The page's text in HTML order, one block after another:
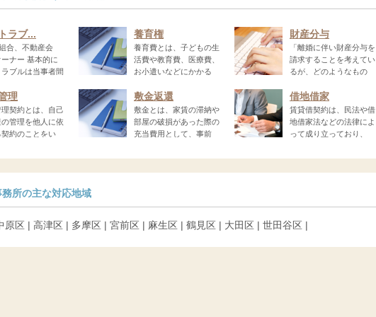
ラブ...
合、不動産会
ナー 基本的に
ブルは当事者間
養育権
養育費とは、子どもの生
活費や教育費、医療費、
お小遣いなどにかかる
財産分与
「離婚に伴い財産分与を
請求することを考えてい
るが、どのようなもの
理
理契約とは、自己
管理を他人に依
約のことをい
敷金返還
敷金とは、家賃の滞納や
部屋の破損があった際の
充当費用として、事前
借地借家
賃貸借契約は、民法や借
地借家法などの法律によ
って成り立っており、
所の主な対応地域
原区 | 高津区 | 多摩区 | 宮前区 | 麻生区 | 鶴見区 | 大田区 | 世田谷区 |